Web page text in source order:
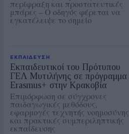
περίφραξη και προστατευτικές
μπάρες – Ο οδηγός φέρεται να
εγκατέλειψε το σημείο
ΕΚΠΑΙΔΕΥΣΗ
Εκπαιδευτικοί του Πρότυπου
ΓΕΛ Μυτιλήνης σε πρόγραμμα
Erasmus+ στην Κρακοβία
Επιμόρφωση σε σύγχρονες
παιδαγωγικές μεθόδους,
εφαρμογές τεχνητής νοημοσύνης
και πρακτικές συμπεριληπτικής
εκπαίδευσης